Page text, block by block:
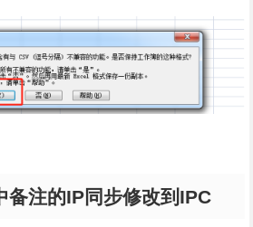
备注的IP同步修改到 IPC